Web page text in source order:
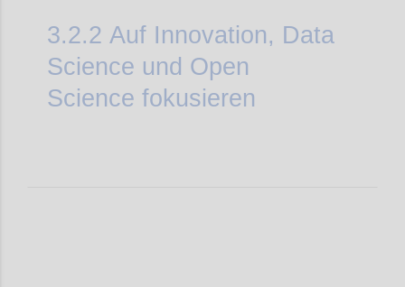
3.2.2 Auf Innovation, Data
Science und Open
Science fokusieren